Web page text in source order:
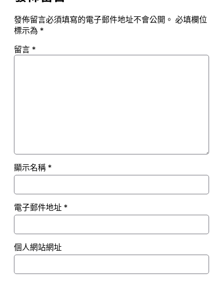
發佈留言必須填寫的電子郵件地址不會公開。 必填欄位
標示為 *
留言 *
顯示名稱 *
電子郵件地址 *
個人網站網址